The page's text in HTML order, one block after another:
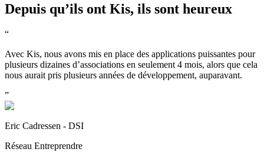
Depuis qu’ils ont Kis, ils sont heureux
“
Avec Kis, nous avons mis en place des applications puissantes pour
plusieurs dizaines d’associations en seulement 4 mois, alors que cela
nous aurait pris plusieurs années de développement, auparavant.
”
Eric Cadressen - DSI
Réseau Entreprendre